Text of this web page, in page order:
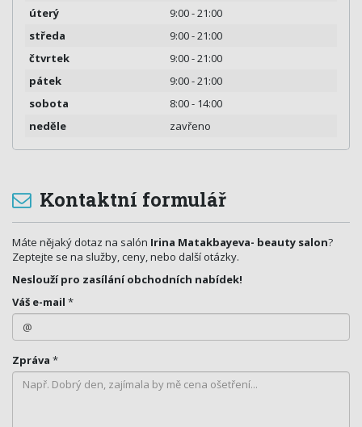
úterý
9:00 - 21:00
středa
9:00 - 21:00
čtvrtek
9:00 - 21:00
pátek
9:00 - 21:00
sobota
8:00 - 14:00
neděle
zavřeno
Kontaktní formulář
Máte nějaký dotaz na salón Irina Matakbayeva- beauty salon?
Zeptejte se na služby, ceny, nebo další otázky.
Neslouží pro zasílání obchodních nabídek!
Váš e-mail *
Zpráva *